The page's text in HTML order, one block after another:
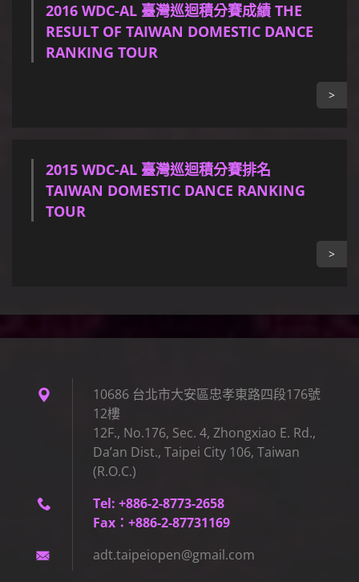
2016 WDC-AL 臺灣巡迴積分賽成績 THE
RESULT OF TAIWAN DOMESTIC DANCE
RANKING TOUR
>
2015 WDC-AL 臺灣巡迴積分賽排名
TAIWAN DOMESTIC DANCE RANKING
TOUR
>
10686 台北市大安區忠孝東路四段176號
12樓
12F., No.176, Sec. 4, Zhongxiao E. Rd.,
Da’an Dist., Taipei City 106, Taiwan
(R.O.C.)
Tel: +886-2-8773-2658
Fax：+886-2-87731169
adt.taipeiopen@gmail.com